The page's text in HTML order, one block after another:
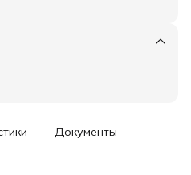
Документы